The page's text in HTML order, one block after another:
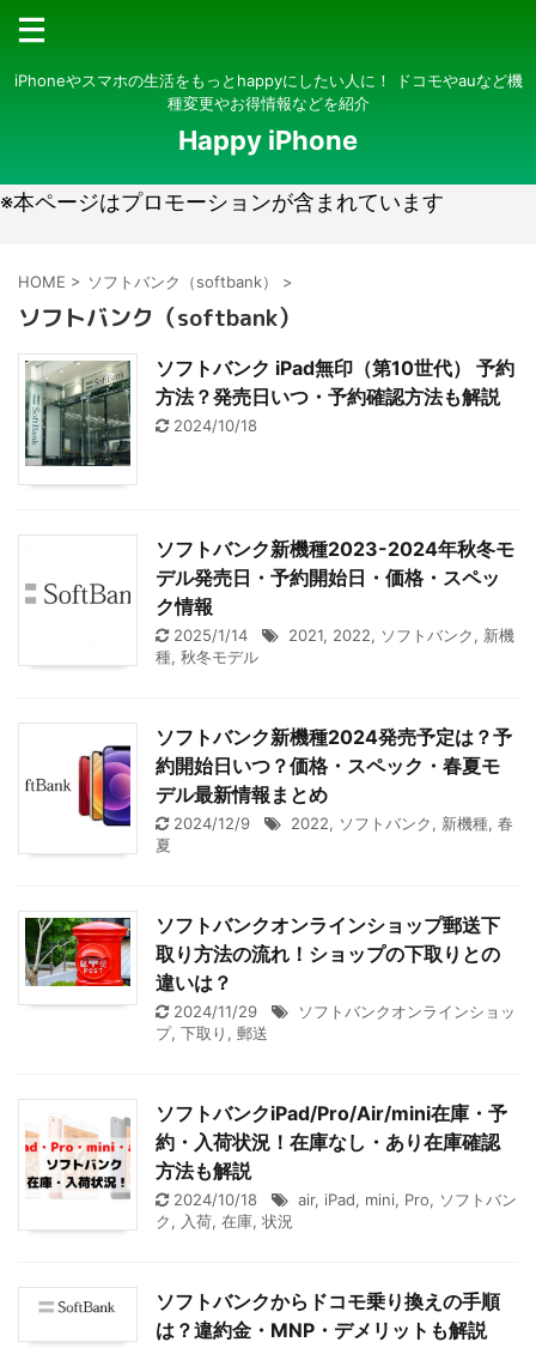
iPhoneやスマホの生活をもっとhappyにしたい人に！ ドコモやauなど機
種変更やお得情報などを紹介
Happy iPhone
※本ページはプロモーションが含まれています
HOME > ソフトバンク（softbank） >
ソフトバンク（softbank）
ソフトバンク iPad無印（第10世代） 予約
方法？発売日いつ・予約確認方法も解説
2024/10/18
ソフトバンク新機種2023-2024年秋冬モ
デル発売日・予約開始日・価格・スペッ
ク情報
2025/1/14 2021, 2022, ソフトバンク, 新機
種, 秋冬モデル
ソフトバンク新機種2024発売予定は？予
約開始日いつ？価格・スペック・春夏モ
デル最新情報まとめ
2024/12/9 2022, ソフトバンク, 新機種, 春
夏
ソフトバンクオンラインショップ郵送下
取り方法の流れ！ショップの下取りとの
違いは？
2024/11/29
ソフトバンクオンラインショッ
プ, 下取り , 郵送
ソフトバンクiPad/Pro/Air/mini在庫・予
約・入荷状況！在庫なし・あり在庫確認
方法も解説
2024/10/18 air, iPad, mini, Pro, ソフトバン
ク, 入荷, 在庫, 状況
ソフトバンクからドコモ乗り換えの手順
は？違約金・MNP・デメリットも解説